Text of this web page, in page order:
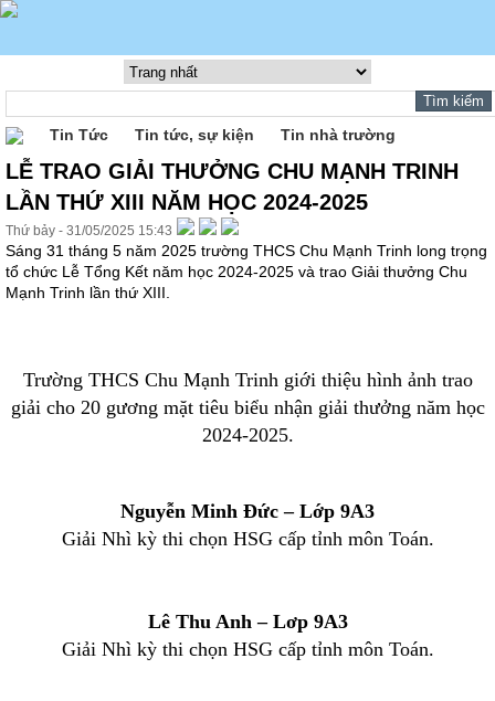
Tin Tức Tin tức, sự kiện Tin nhà trường
LỄ TRAO GIẢI THƯỞNG CHU MẠNH TRINH
LẦN THỨ XIII NĂM HỌC 2024-2025
Thứ bảy - 31/05/2025 15:43
Sáng 31 tháng 5 năm 2025 trường THCS Chu Mạnh Trinh long trọng
tổ chức Lễ Tổng Kết năm học 2024-2025 và trao Giải thưởng Chu
Mạnh Trinh lần thứ XIII.
Trường THCS Chu Mạnh Trinh giới thiệu hình ảnh trao
giải cho 20 gương mặt tiêu biểu nhận giải thưởng năm học
2024-2025.
Nguyễn Minh Đức – Lớp 9A3
Giải Nhì kỳ thi chọn HSG cấp tỉnh môn Toán.
Lê Thu Anh – Lơp 9A3
Giải Nhì kỳ thi chọn HSG cấp tỉnh môn Toán.